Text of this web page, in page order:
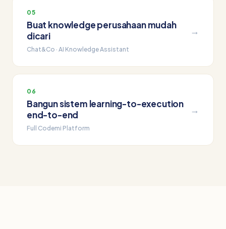
05
Buat knowledge perusahaan mudah
dicari
Chat&Co · AI Knowledge Assistant
→
06
Bangun sistem learning-to-execution
end-to-end
Full Codemi Platform
→